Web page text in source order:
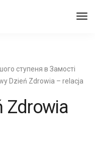
ступеня в Замості
Dzień Zdrowia – relacja
Zdrowia